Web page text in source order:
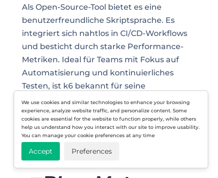
Als Open-Source-Tool bietet es eine
benutzerfreundliche Skriptsprache. Es
integriert sich nahtlos in CI/CD-Workflows
und besticht durch starke Performance-
Metriken. Ideal für Teams mit Fokus auf
Automatisierung und kontinuierliches
Testen, ist k6 bekannt für seine
entwicklerfreundlichen Funktionen. Es
verfügt zudem über eine aktive
Community, mit der man sich austauschen
kann.
We use cookies and similar technologies to enhance your browsing
experience, analyze website traffic, and personalize content. Some
cookies are essential for the website to function properly, while others
help us understand how you interact with our site to improve usability.
You can manage your cookie preferences at any time
Accept Preferences